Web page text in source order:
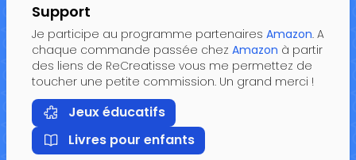
Support
Je participe au programme partenaires Amazon. A
chaque commande passée chez Amazon à partir
des liens de ReCreatisse vous me permettez de
toucher une petite commission. Un grand merci !
Jeux éducatifs
Livres pour enfants